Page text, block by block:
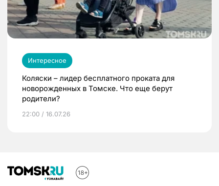
Интересное
Коляски – лидер бесплатного проката для
новорожденных в Томске. Что еще берут
родители?
22:00 / 16.07.26